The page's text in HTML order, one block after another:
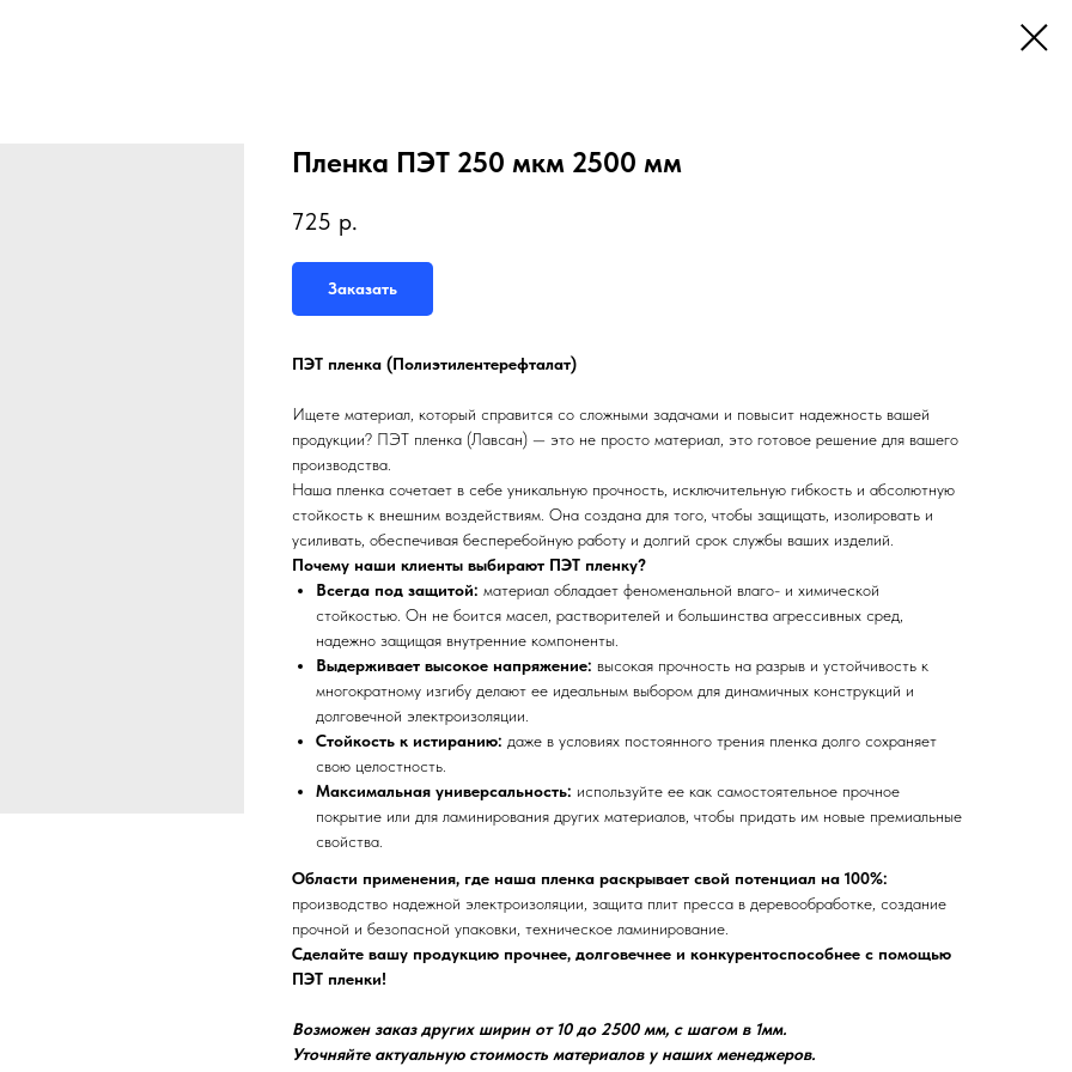
Пленка ПЭТ 250 мкм 2500 мм
725 р.
Заказать
ПЭТ пленка (Полиэтилентерефталат)
Ищете материал, который справится со сложными задачами и повысит надежность вашей
продукции? ПЭТ пленка (Лавсан) — это не просто материал, это готовое решение для вашего
производства.
Наша пленка сочетает в себе уникальную прочность, исключительную гибкость и абсолютную
стойкость к внешним воздействиям. Она создана для того, чтобы защищать, изолировать и
усиливать, обеспечивая бесперебойную работу и долгий срок службы ваших изделий.
Почему наши клиенты выбирают ПЭТ пленку?
Всегда под защитой: материал обладает феноменальной влаго- и химической
стойкостью. Он не боится масел, растворителей и большинства агрессивных сред,
надежно защищая внутренние компоненты.
Выдерживает высокое напряжение: высокая прочность на разрыв и устойчивость к
многократному изгибу делают ее идеальным выбором для динамичных конструкций и
долговечной электроизоляции.
Стойкость к истиранию: даже в условиях постоянного трения пленка долго сохраняет
свою целостность.
Максимальная универсальность: используйте ее как самостоятельное прочное
покрытие или для ламинирования других материалов, чтобы придать им новые премиальные
свойства.
Области применения, где наша пленка раскрывает свой потенциал на 100%:
производство надежной электроизоляции, защита плит пресса в деревообработке, создание
прочной и безопасной упаковки, техническое ламинирование.
Сделайте вашу продукцию прочнее, долговечнее и конкурентоспособнее с помощью
ПЭТ пленки!
Возможен заказ других ширин от 10 до 2500 мм, с шагом в 1мм.
Уточняйте актуальную стоимость материалов у наших менеджеров.